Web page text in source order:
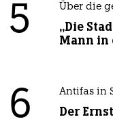
5 Über die
„Die
Mann in
6 Antifas in
Der